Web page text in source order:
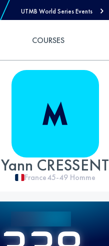
UTMB World Series Events
COURSES
Yann CRESSENT
France45-49 Homme